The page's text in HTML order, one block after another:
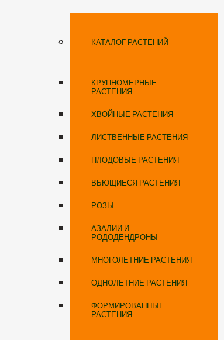
КАТАЛОГ РАСТЕНИЙ
КРУПНОМЕРНЫЕ
РАСТЕНИЯ
ХВОЙНЫЕ РАСТЕНИЯ
ЛИСТВЕННЫЕ РАСТЕНИЯ
ПЛОДОВЫЕ РАСТЕНИЯ
ВЬЮЩИЕСЯ РАСТЕНИЯ
РОЗЫ
АЗАЛИИ И
РОДОДЕНДРОНЫ
МНОГОЛЕТНИЕ РАСТЕНИЯ
ОДНОЛЕТНИЕ РАСТЕНИЯ
ФОРМИРОВАННЫЕ
РАСТЕНИЯ